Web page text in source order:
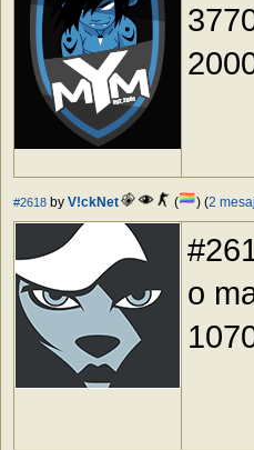
#2618 by V!ckNet ( ) (2
o